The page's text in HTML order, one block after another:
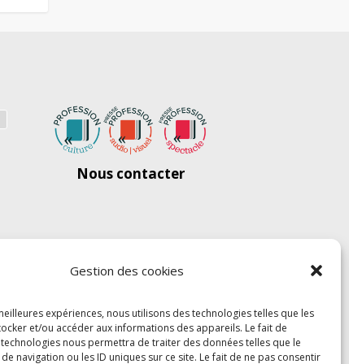
Gestion des cookies
expériences, nous utilisons des technologies telles que les
et/ou accéder aux informations des appareils. Le fait de
nous permettra de traiter des données telles que le
navigation ou les ID uniques sur ce site. Le fait de ne pas consentir
Nous contacter